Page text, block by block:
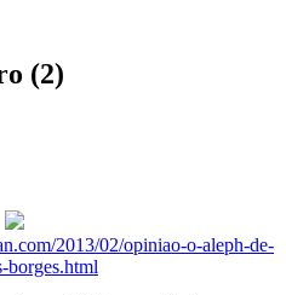
(2)
2013/02/opiniao-o-aleph-de-
borges.html